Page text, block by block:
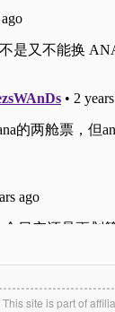
site is part of